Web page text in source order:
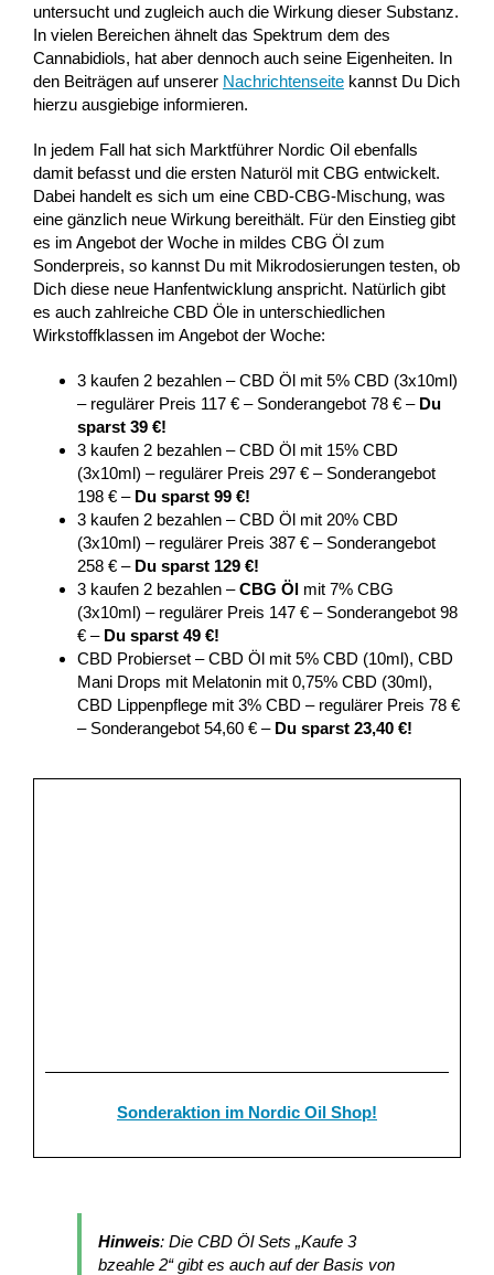
untersucht und zugleich auch die Wirkung dieser Substanz.
In vielen Bereichen ähnelt das Spektrum dem des
Cannabidiols, hat aber dennoch auch seine Eigenheiten. In
den Beiträgen auf unserer Nachrichtenseitekannst Du Dich
hierzu ausgiebige informieren.
In jedem Fall hat sich Marktführer Nordic Oil ebenfalls
damit befasst und die ersten Naturöl mit CBG entwickelt.
Dabei handelt es sich um eine CBD-CBG-Mischung, was
eine gänzlich neue Wirkung bereithält. Für den Einstieg gibt
es im Angebot der Woche in mildes CBG Öl zum
Sonderpreis, so kannst Du mit Mikrodosierungen testen, ob
Dich diese neue Hanfentwicklung anspricht. Natürlich gibt
es auch zahlreiche CBD Öle in unterschiedlichen
Wirkstoffklassen im Angebot der Woche:
3 kaufen 2 bezahlen – CBD Öl mit 5% CBD (3x10ml)
– regulärer Preis 117 € – Sonderangebot 78 € – Du
sparst 39 €!
3 kaufen 2 bezahlen – CBD Öl mit 15% CBD
(3x10ml) – regulärer Preis 297 € – Sonderangebot
198 € – Du sparst 99 €!
3 kaufen 2 bezahlen – CBD Öl mit 20% CBD
(3x10ml) – regulärer Preis 387 € – Sonderangebot
258 € – Du sparst 129 €!
3 kaufen 2 bezahlen –CBG Ölmit 7% CBG
(3x10ml) – regulärer Preis 147 € – Sonderangebot 98
€ – Du sparst 49 €!
CBD Probierset – CBD Öl mit 5% CBD (10ml), CBD
Mani Drops mit Melatonin mit 0,75% CBD (30ml),
CBD Lippenpflege mit 3% CBD – regulärer Preis 78 €
– Sonderangebot 54,60 € – Du sparst 23,40 €!
Sonderaktion im Nordic Oil Shop!
Hinweis: Die CBD Öl Sets „Kaufe 3
bzeahle 2“ gibt es auch auf der Basis von